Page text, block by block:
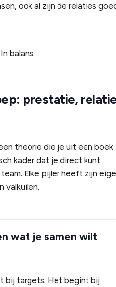
ook al zijn de relaties
balans.
prestatie,
theorie die je uit een boek
kader dat je direct kunt
Elke pijler heeft zijn
valkuilen.
wat je samen wilt
bij targets. Het begint bij